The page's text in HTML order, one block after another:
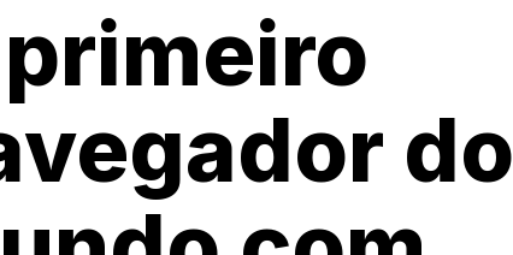
primeiro
do